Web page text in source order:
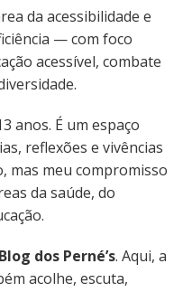
da acessibilidade e
— com foco
acessível, combate
anos. É um espaço
reflexões e vivências
mas meu compromisso
da saúde, do
Blog dos Perné’s. Aqui, a
acolhe, escuta,